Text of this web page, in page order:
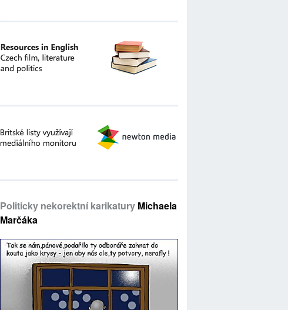
Politicky nekorektní karikatury Michaela
Marčáka